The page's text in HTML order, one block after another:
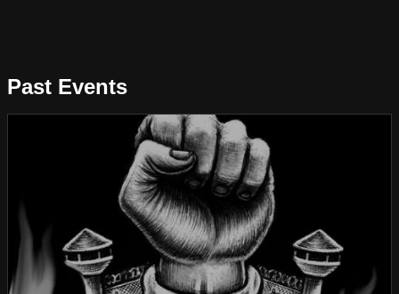
Past Events